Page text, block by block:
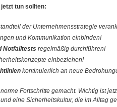
tun sollten:
der Unternehmensstrategie
und Kommunikation einbinden!
Notfalltests regelmäßig durchführen!
einbeziehen!
kontinuierlich an neue
Fortschritte gemacht. Wichtig ist
und eine Sicherheitskultur, die im Alltag